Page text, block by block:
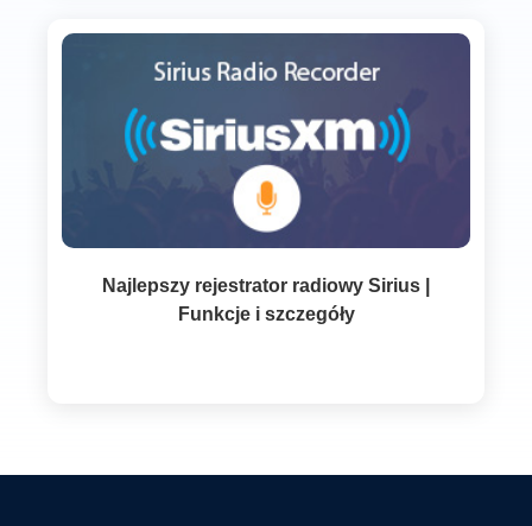
Najlepszy rejestrator radiowy Sirius |
Funkcje i szczegóły